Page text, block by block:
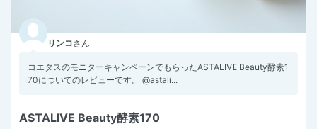
リンコさん
コエタスのモニターキャンペーンでもらったASTALIVE Beauty酵素1
70についてのレビューです。 @astali...
ASTALIVE Beauty酵素170